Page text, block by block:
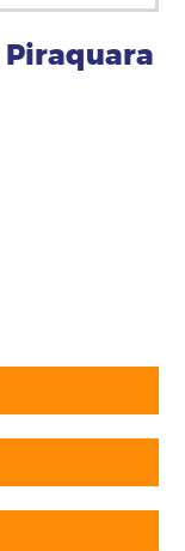
Piraquara